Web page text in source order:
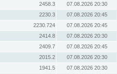
2458.3
07.08.2026 20:30
2230.3
07.08.2026 20:45
2230.724
07.08.2026 20:45
2414.8
07.08.2026 20:30
2409.7
07.08.2026 20:45
2015.2
07.08.2026 20:30
1941.5
07.08.2026 20:30